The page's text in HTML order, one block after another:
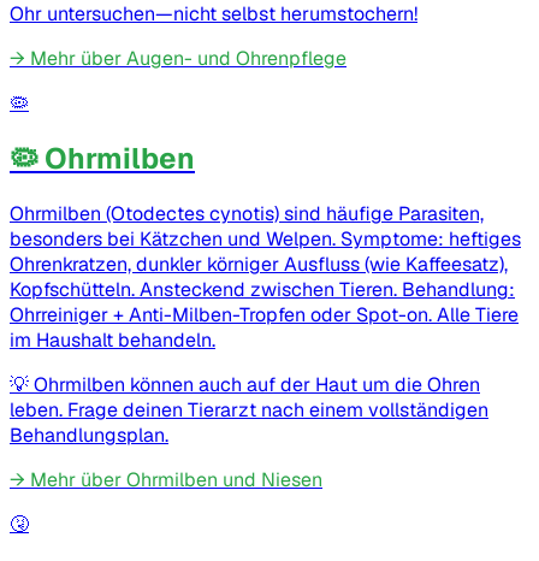
Ohr untersuchen—nicht selbst herumstochern!
→ Mehr über Augen- und Ohrenpflege
🦠
🦠 Ohrmilben
Ohrmilben (Otodectes cynotis) sind häufige Parasiten,
besonders bei Kätzchen und Welpen. Symptome: heftiges
Ohrenkratzen, dunkler körniger Ausfluss (wie Kaffeesatz),
Kopfschütteln. Ansteckend zwischen Tieren. Behandlung:
Ohrreiniger + Anti-Milben-Tropfen oder Spot-on. Alle Tiere
im Haushalt behandeln.
💡Ohrmilben können auch auf der Haut um die Ohren
leben. Frage deinen Tierarzt nach einem vollständigen
Behandlungsplan.
→ Mehr über Ohrmilben und Niesen
🤧